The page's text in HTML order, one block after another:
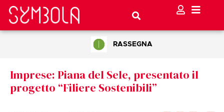
RASSEGNA
Imprese: Piana del Sele, presentato il
progetto “Filiere Sostenibili”